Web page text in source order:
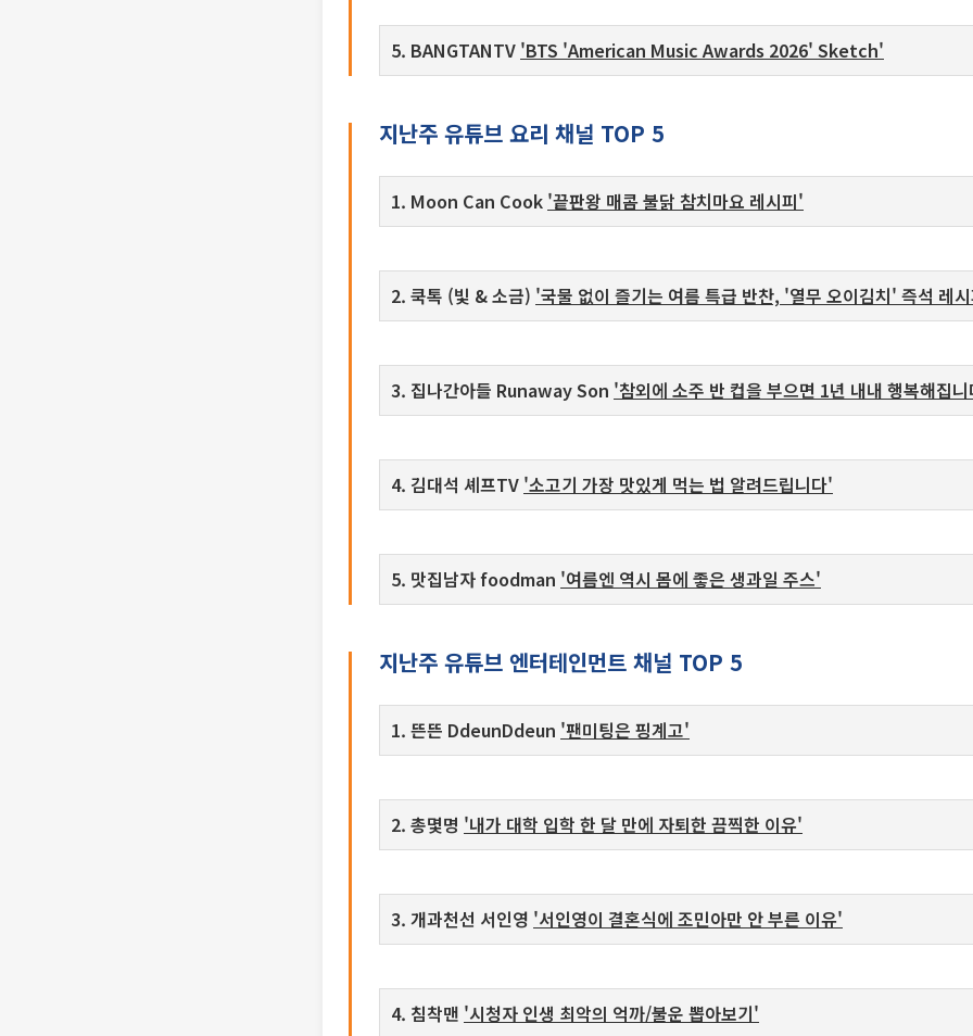
5. BANGTANTV 'BTS 'American Music Awards 2026' Sketch'
지난주 유튜브 요리 채널 TOP 5
1. Moon Can Cook '끝판왕 매콤 불닭 참치마요 레시피'
2. 쿡톡 (빛 & 소금) '국물 없이 즐기는 여름 특급 반찬, '열무 오이김치' 즉석 레
3. 집나간아들 Runaway Son '참외에 소주 반 컵을 부으면 1년 내내 행복해집
4. 김대석 셰프TV '소고기 가장 맛있게 먹는 법 알려드립니다'
5. 맛집남자 foodman '여름엔 역시 몸에 좋은 생과일 주스'
지난주 유튜브 엔터테인먼트 채널 TOP 5
1. 뜬뜬 DdeunDdeun '팬미팅은 핑계고'
2. 총몇명 '내가 대학 입학 한 달 만에 자퇴한 끔찍한 이유'
3. 개과천선 서인영 '서인영이 결혼식에 조민아만 안 부른 이유'
4. 침착맨 '시청자 인생 최악의 억까/불운 뽑아보기'